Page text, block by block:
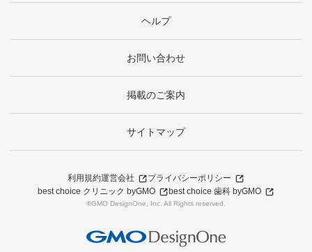
ヘルプ
お問い合わせ
掲載のご案内
サイトマップ
利用規約運営会社
プライバシーポリシー
best choice クリニック byGMO
best choice 歯科 byGMO
©GMO DesignOne, Inc. All Rights reserved.